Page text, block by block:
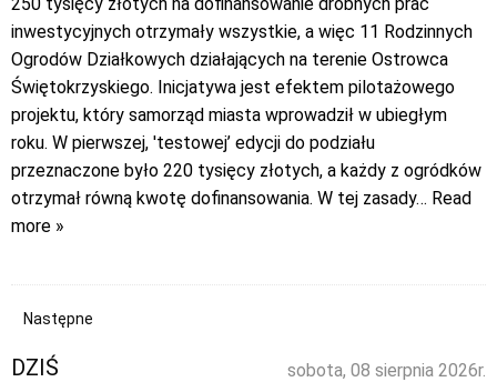
inwestycyjnych otrzymały wszystkie, a więc 11 Rodzinnych
Ogrodów Działkowych działających na terenie Ostrowca
Świętokrzyskiego. Inicjatywa jest efektem pilotażowego
projektu, który samorząd miasta wprowadził w ubiegłym
roku. W pierwszej, 'testowej’ edycji do podziału
przeznaczone było 220 tysięcy złotych, a każdy z ogródków
otrzymał równą kwotę dofinansowania. W tej zasady… Read
more »
Następne
sobota, 08 sierpnia 2026r.
DZIŚ